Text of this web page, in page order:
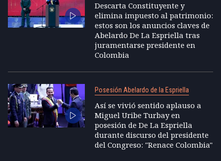
Descarta Constituyente y
elimina impuesto al patrimonio:
estos son los anuncios claves de
Abelardo De La Espriella tras
juramentarse presidente en
Colombia
Posesión Abelardo de la Espriella
Así se vivió sentido aplauso a
Miguel Uribe Turbay en
posesión de De La Espriella
durante discurso del presidente
del Congreso: "Renace Colombia"